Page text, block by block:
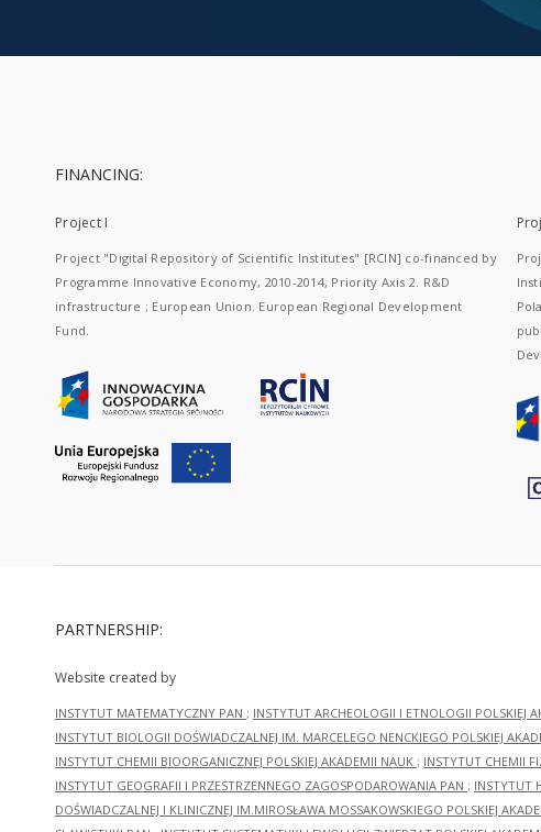
FINANCING:
Project I
Project "Digital Repository of Scientific Institutes" [RCIN] co-financed by
Programme Innovative Economy, 2010-2014, Priority Axis 2. R&D
infrastructure ; European Union. European Regional Development
Fund.
PARTNERSHIP:
Website created by
INSTYTUT MATEMATYCZNY PAN ; INSTYTUT ARCHEOLOGII I ETNOLOGII POLSKIEJ
INSTYTUT BIOLOGII DOŚWIADCZALNEJ IM. MARCELEGO NENCKIEGO POLSKIEJ
INSTYTUT CHEMII BIOORGANICZNEJ POLSKIEJ AKADEMII NAUK ; INSTYTUT CHEMII
INSTYTUT GEOGRAFII I PRZESTRZENNEGO ZAGOSPODAROWANIA PAN ; INSTYTUT
DOŚWIADCZALNEJ I KLINICZNEJ IM.MIROSŁAWA MOSSAKOWSKIEGO POLSKIEJ